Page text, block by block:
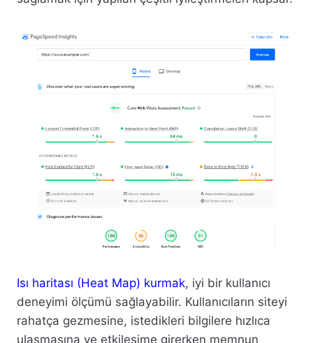
Isı haritası (Heat Map) kurmak, iyi bir kullanıcı
deneyimi ölçümü sağlayabilir. Kullanıcıların siteyi
rahatça gezmesine, istedikleri bilgilere hızlıca
ulaşmasına ve etkileşime girerken memnun